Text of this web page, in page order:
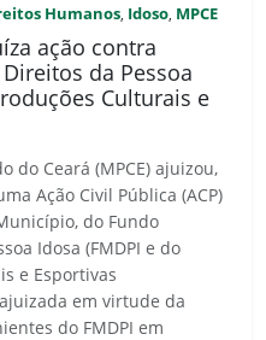
Humanos, Idoso, MPCE
ação contra
da Pessoa
Culturais e
do Ceará (MPCE) ajuizou,
Ação Civil Pública (ACP)
do Fundo
Idosa (FMDPI e do
e Esportivas
em virtude da
do FMDPI em